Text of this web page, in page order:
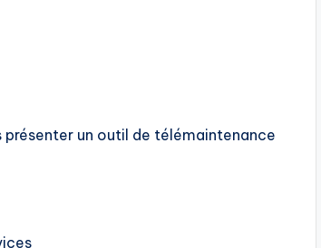
présenter un outil de télémaintenance